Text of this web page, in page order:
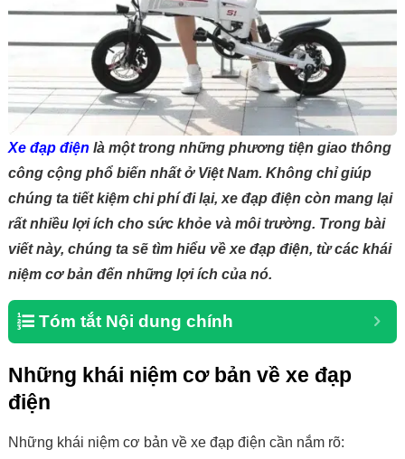
Xe đạp điện là một trong những phương tiện giao thông
công cộng phổ biến nhất ở Việt Nam. Không chỉ giúp
chúng ta tiết kiệm chi phí đi lại, xe đạp điện còn mang lại
rất nhiều lợi ích cho sức khỏe và môi trường. Trong bài
viết này, chúng ta sẽ tìm hiểu về xe đạp điện, từ các khái
niệm cơ bản đến những lợi ích của nó.
Tóm tắt Nội dung chính
Những khái niệm cơ bản về xe đạp
điện
Những khái niệm cơ bản về xe đạp điện cần nắm rõ: